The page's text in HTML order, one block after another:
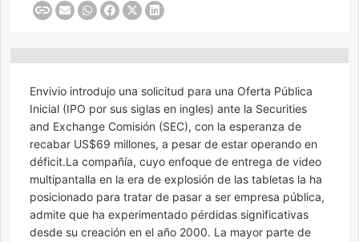
Envivio introdujo una solicitud para una Oferta Pública
Inicial (IPO por sus siglas en ingles) ante la Securities
and Exchange Comisión (SEC), con la esperanza de
recabar US$69 millones, a pesar de estar operando en
déficit.La compañía, cuyo enfoque de entrega de video
multipantalla en la era de explosión de las tabletas la ha
posicionado para tratar de pasar a ser empresa pública,
admite que ha experimentado pérdidas significativas
desde su creación en el año 2000. La mayor parte de